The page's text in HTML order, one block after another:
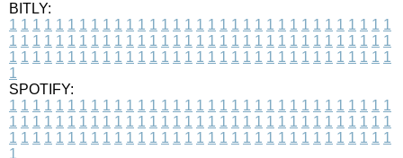
BITLY:
1 1 1 1 1 1 1 1 1 1 1 1 1 1 1 1 1 1 1 1 1 1 1 1 1 1 1 1 1 1 1 1 1
1 1 1 1 1 1 1 1 1 1 1 1 1 1 1 1 1 1 1 1 1 1 1 1 1 1 1 1 1 1 1 1 1
1 1 1 1 1 1 1 1 1 1 1 1 1 1 1 1 1 1 1 1 1 1 1 1 1 1 1 1 1 1 1 1 1
1
SPOTIFY:
1 1 1 1 1 1 1 1 1 1 1 1 1 1 1 1 1 1 1 1 1 1 1 1 1 1 1 1 1 1 1 1 1
1 1 1 1 1 1 1 1 1 1 1 1 1 1 1 1 1 1 1 1 1 1 1 1 1 1 1 1 1 1 1 1 1
1 1 1 1 1 1 1 1 1 1 1 1 1 1 1 1 1 1 1 1 1 1 1 1 1 1 1 1 1 1 1 1 1
1